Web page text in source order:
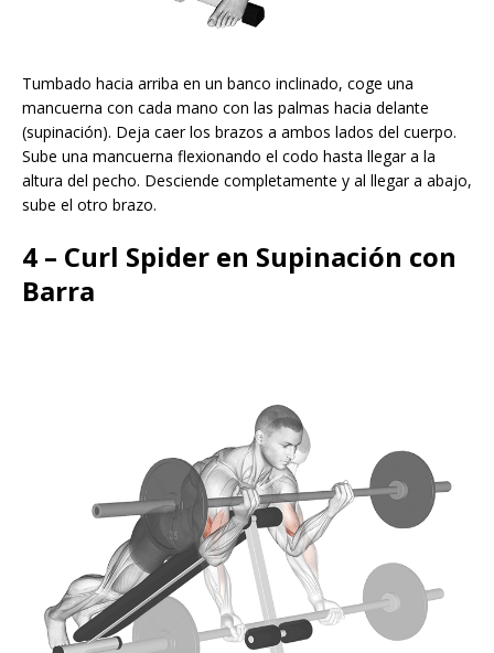
Tumbado hacia arriba en un banco inclinado, coge una
mancuerna con cada mano con las palmas hacia delante
(supinación). Deja caer los brazos a ambos lados del cuerpo.
Sube una mancuerna flexionando el codo hasta llegar a la
altura del pecho. Desciende completamente y al llegar a abajo,
sube el otro brazo.
4 – Curl Spider en Supinación con
Barra